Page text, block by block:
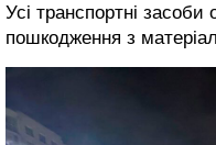
Усі транспортні засоби
пошкодження з